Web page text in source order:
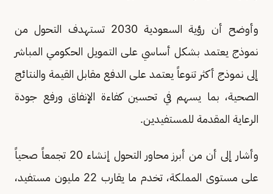
وأوضح أن رؤية السعودية 2030 تستهدف التحول من
نموذج يعتمد بشكل أساسي على التمويل الحكومي المباشر
إلى نموذج أكثر تنوعاً يعتمد على الدفع مقابل القيمة والنتائج
الصحية، بما يسهم في تحسين كفاءة الإنفاق ورفع جودة
الرعاية المقدمة للمستفيدين.
وأشار إلى أن من أبرز محاور التحول إنشاء 20 تجمعاً صحياً
على مستوى المملكة، تخدم ما يقارب 22 مليون مستفيد،